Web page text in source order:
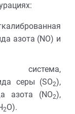
азота (NO) и
система,
серы (SO2),
азота (NO2),
2O).